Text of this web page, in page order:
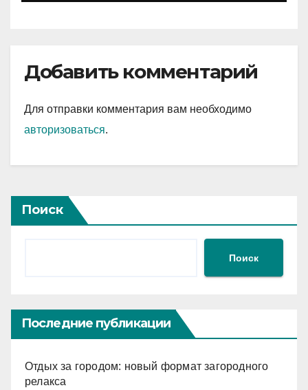
Добавить комментарий
Для отправки комментария вам необходимо
авторизоваться.
Поиск
Поиск
Последние публикации
Отдых за городом: новый формат загородного
релакса